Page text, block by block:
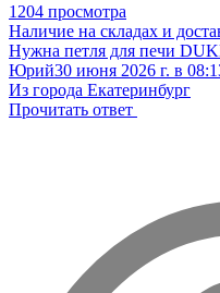
1204 просмотра
Наличие на складах и
Нужна петля для печи
Юрий30 июня 2026 г. в
Из города Екатеринбург
Прочитать ответ